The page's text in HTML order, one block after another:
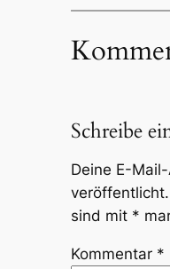
Schreibe
Deine E-
veröffentlicht.
sind mit *
Kommentar *